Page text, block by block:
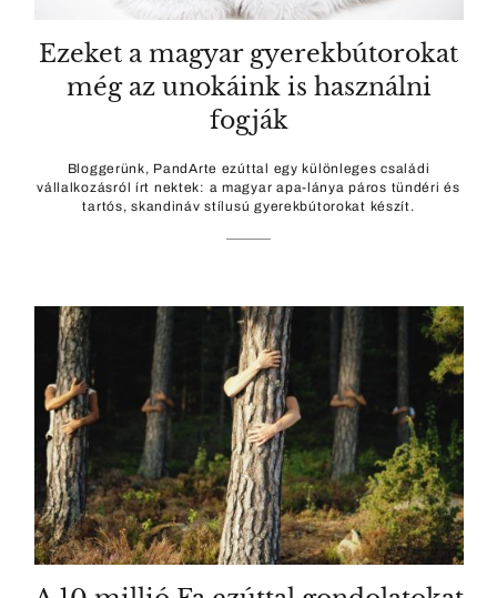
Ezeket a magyar gyerekbútorokat
még az unokáink is használni
fogják
Bloggerünk, PandArte ezúttal egy különleges családi
vállalkozásról írt nektek: a magyar apa-lánya páros tündéri és
tartós, skandináv stílusú gyerekbútorokat készít.